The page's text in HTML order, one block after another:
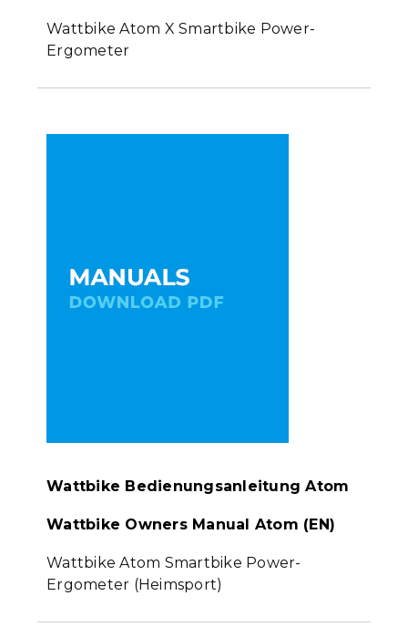
Wattbike Atom X Smartbike Power-
Ergometer
Wattbike Bedienungsanleitung Atom
Wattbike Owners Manual Atom (EN)
Wattbike Atom Smartbike Power-
Ergometer (Heimsport)